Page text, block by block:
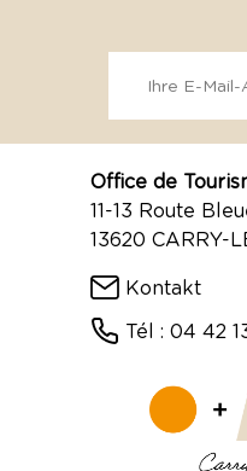
Office de
11-13 Route
13620 CARRY-
Kontakt
Tél : 04 42